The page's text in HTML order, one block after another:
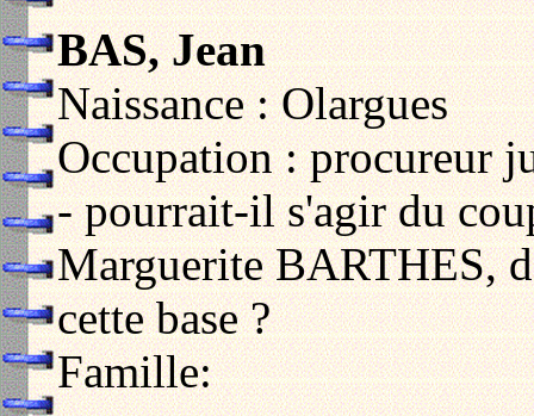
BAS, Jean
Naissance : Olargues
Occupation : procureur
- pourrait-il s'agir du
Marguerite BARTHES,
cette base ?
Famille: